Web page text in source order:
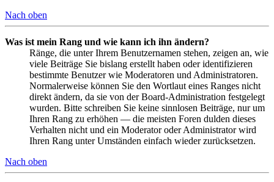
Nach oben
Was ist mein Rang und wie kann ich ihn ändern?
Ränge, die unter Ihrem Benutzernamen stehen, zeigen an, wie
viele Beiträge Sie bislang erstellt haben oder identifizieren
bestimmte Benutzer wie Moderatoren und Administratoren.
Normalerweise können Sie den Wortlaut eines Ranges nicht
direkt ändern, da sie von der Board-Administration festgelegt
wurden. Bitte schreiben Sie keine sinnlosen Beiträge, nur um
Ihren Rang zu erhöhen — die meisten Foren dulden dieses
Verhalten nicht und ein Moderator oder Administrator wird
Ihren Rang unter Umständen einfach wieder zurücksetzen.
Nach oben